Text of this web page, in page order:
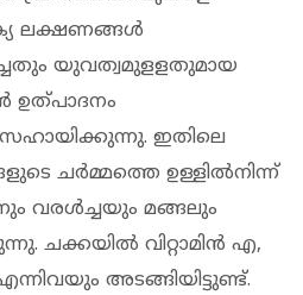
ലക്ഷണങ്ങള്‍
യുവത്വമുളളതുമായ
ഉത്പാദനം
സഹായിക്കുന്നു. ഇതിലെ
ചര്‍മ്മത്തെ ഉള്ളില്‍നിന്ന്
വരള്‍ച്ചയും മങ്ങലും
ചക്കയില്‍ വിറ്റാമിന്‍ എ,
അടങ്ങിയിട്ടുണ്ട്.